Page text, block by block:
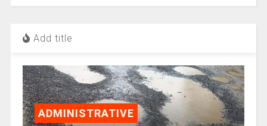
Add title
ADMINISTRATIVE